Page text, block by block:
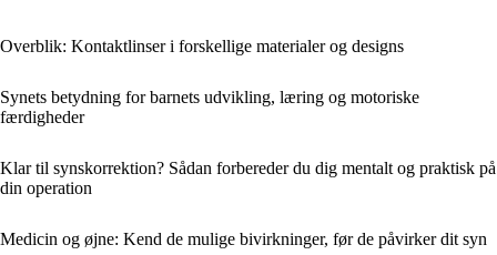
Overblik: Kontaktlinser i forskellige materialer og designs
Synets betydning for barnets udvikling, læring og motoriske
færdigheder
Klar til synskorrektion? Sådan forbereder du dig mentalt og praktisk på
din operation
Medicin og øjne: Kend de mulige bivirkninger, før de påvirker dit syn